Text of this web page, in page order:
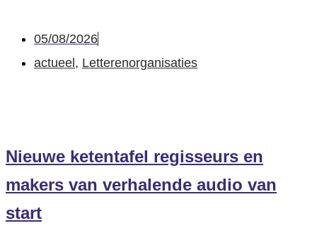
05/08/2026
actueel, Letterenorganisaties
Nieuwe ketentafel regisseurs en
makers van verhalende audio van
start